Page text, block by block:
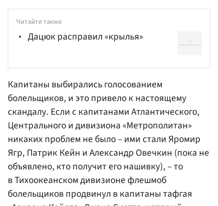
Читайте также
Дацюк расправил «крылья»
Капитаны выбирались голосованием
болельщиков, и это привело к настоящему
скандалу. Если с капитанами Атлантического,
Центрального и дивизиона «Метрополитан»
никаких проблем не было – ими сталиЯромир
Ягр, Патрик Кейн и Александр Овечкин (пока не
объявлено, кто получит его нашивку), – то
в Тихоокеанском дивизионе флешмоб
болельщиков продвинул в капитаны тафгая